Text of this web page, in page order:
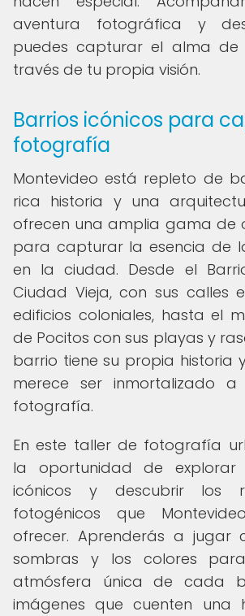
aventura fotográfica y
puedes capturar el alma de
través de tu propia visión.
Barrios icónicos para
fotografía
Montevideo está repleto de
rica historia y una
ofrecen una amplia gama de
para capturar la esencia de
en la ciudad. Desde el
Ciudad Vieja, con sus calles
edificios coloniales, hasta el
de Pocitos con sus playas y
barrio tiene su propia historia
merece ser inmortalizado
fotografía.
En este taller de fotografía
la oportunidad de explorar
icónicos y descubrir los
fotogénicos que
ofrecer. Aprenderás a jugar
sombras y los colores
atmósfera única de cada
imágenes que cuenten una